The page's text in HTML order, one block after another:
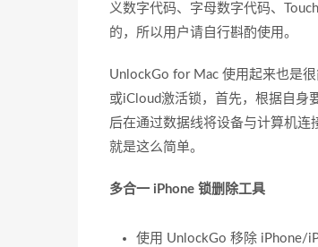
义数字代码、字母数字代码、
的，所以用户请自行斟酌使用。
UnlockGo for Mac 使用起来也是
或iCloud激活锁，首先，根据自身
后在通过数据线将设备与计算机
就是这么简单。
多合一 iPhone 锁删除工具
使用 UnlockGo 移除 iPhone/